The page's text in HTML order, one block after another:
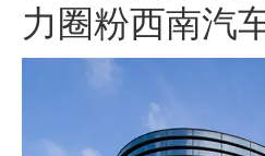
力圈粉西南汽